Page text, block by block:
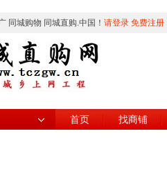
同城购物 同城直购.中国！ 请登录 免费注册
首页 找商铺